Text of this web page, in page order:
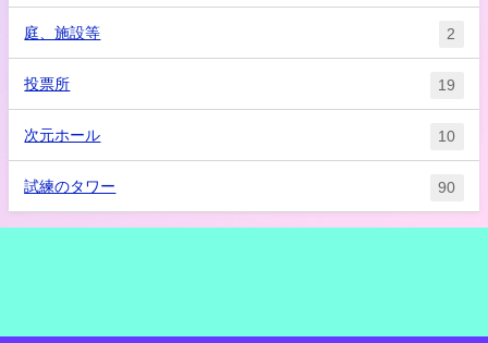
庭、施設等 2
投票所 19
次元ホール 10
試練のタワー 90